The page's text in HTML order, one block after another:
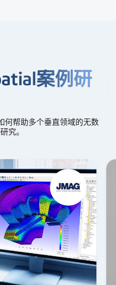
案例研
何帮助多个垂直领域的无数
究。